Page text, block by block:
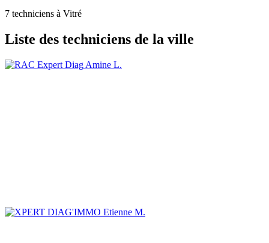
7 techniciens à Vitré
Liste des techniciens de la ville
Amine L.
Etienne M.